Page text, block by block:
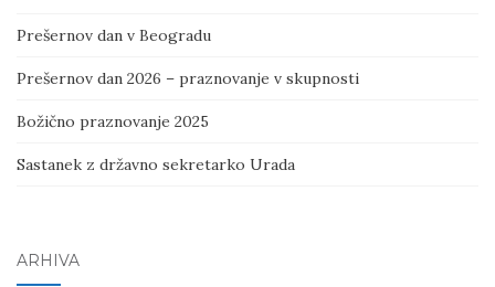
Prešernov dan v Beogradu
Prešernov dan 2026 – praznovanje v skupnosti
Božično praznovanje 2025
Sastanek z državno sekretarko Urada
ARHIVA